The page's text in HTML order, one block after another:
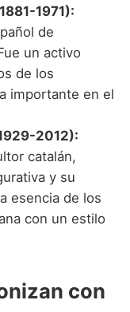
1971):
de
un activo
de los
importante en el
2012):
catalán,
y su
esencia de los
con un estilo
con